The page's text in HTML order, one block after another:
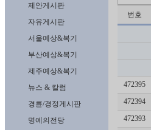
제안게시판
자유게시판
서울예상&복기
부산예상&복기
제주예상&복기
뉴스 & 칼럼
경륜/경정게시판
명예의전당
번호
472395
472394
472393